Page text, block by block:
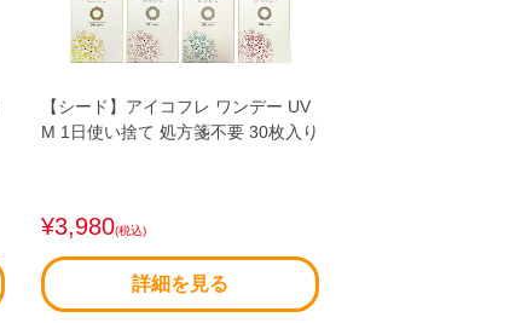
【シード】アイコフレ ワンデー UV
M 1日使い捨て 処方箋不要 30枚入り
¥3,980(税込)
詳細を見る